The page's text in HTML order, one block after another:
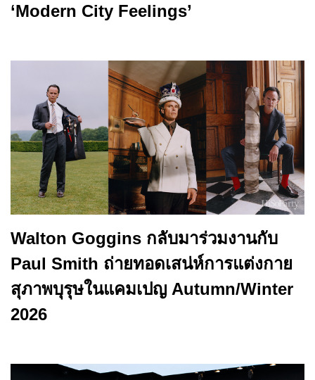
‘Modern City Feelings’
Walton Goggins กลับมาร่วมงานกับ
Paul Smith ถ่ายทอดเสน่ห์การแต่งกาย
สุภาพบุรุษในแคมเปญ Autumn/Winter
2026